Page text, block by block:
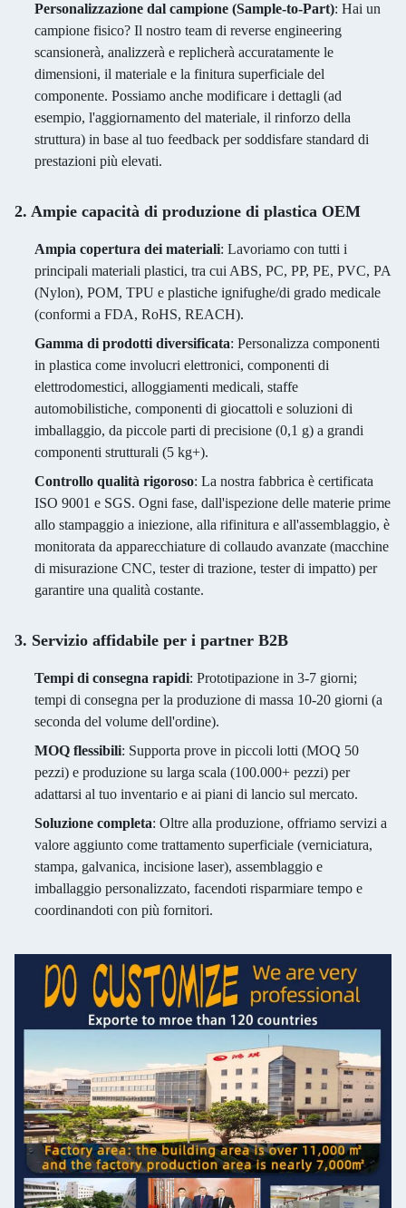
Personalizzazione dal campione (Sample-to-Part): Hai un
campione fisico? Il nostro team di reverse engineering
scansionerà, analizzerà e replicherà accuratamente le
dimensioni, il materiale e la finitura superficiale del
componente. Possiamo anche modificare i dettagli (ad
esempio, l'aggiornamento del materiale, il rinforzo della
struttura) in base al tuo feedback per soddisfare standard di
prestazioni più elevati.
2. Ampie capacità di produzione di plastica OEM
Ampia copertura dei materiali: Lavoriamo con tutti i
principali materiali plastici, tra cui ABS, PC, PP, PE, PVC, PA
(Nylon), POM, TPU e plastiche ignifughe/di grado medicale
(conformi a FDA, RoHS, REACH).
Gamma di prodotti diversificata: Personalizza componenti
in plastica come involucri elettronici, componenti di
elettrodomestici, alloggiamenti medicali, staffe
automobilistiche, componenti di giocattoli e soluzioni di
imballaggio, da piccole parti di precisione (0,1 g) a grandi
componenti strutturali (5 kg+).
Controllo qualità rigoroso: La nostra fabbrica è certificata
ISO 9001 e SGS. Ogni fase, dall'ispezione delle materie prime
allo stampaggio a iniezione, alla rifinitura e all'assemblaggio, è
monitorata da apparecchiature di collaudo avanzate (macchine
di misurazione CNC, tester di trazione, tester di impatto) per
garantire una qualità costante.
3. Servizio affidabile per i partner B2B
Tempi di consegna rapidi: Prototipazione in 3-7 giorni;
tempi di consegna per la produzione di massa 10-20 giorni (a
seconda del volume dell'ordine).
MOQ flessibili: Supporta prove in piccoli lotti (MOQ 50
pezzi) e produzione su larga scala (100.000+ pezzi) per
adattarsi al tuo inventario e ai piani di lancio sul mercato.
Soluzione completa: Oltre alla produzione, offriamo servizi a
valore aggiunto come trattamento superficiale (verniciatura,
stampa, galvanica, incisione laser), assemblaggio e
imballaggio personalizzato, facendoti risparmiare tempo e
coordinandoti con più fornitori.